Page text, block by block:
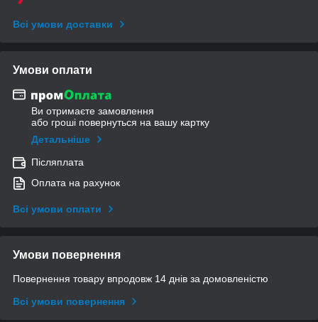
Всі умови доставки
Умови оплати
Ви отримаєте замовлення
або гроші повернуться на вашу картку
Детальніше
Післяплата
Оплата на рахунок
Всі умови оплати
Умови повернення
Повернення товару впродовж 14 днів за домовленістю
Всі умови повернення